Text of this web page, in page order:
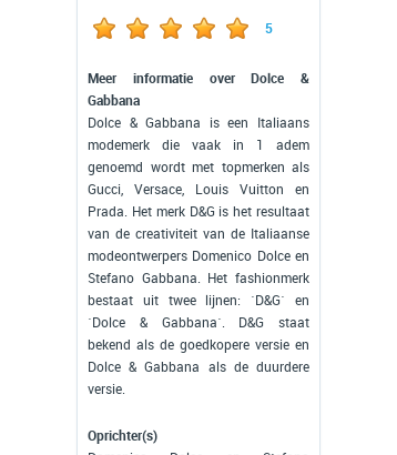
5
Meer informatie over Dolce &
Gabbana
Dolce & Gabbana is een Italiaans
modemerk die vaak in 1 adem
genoemd wordt met topmerken als
Gucci, Versace, Louis Vuitton en
Prada. Het merk D&G is het resultaat
van de creativiteit van de Italiaanse
modeontwerpers Domenico Dolce en
Stefano Gabbana. Het fashionmerk
bestaat uit twee lijnen: ´D&G´ en
´Dolce & Gabbana´. D&G staat
bekend als de goedkopere versie en
Dolce & Gabbana als de duurdere
versie.
Oprichter(s)